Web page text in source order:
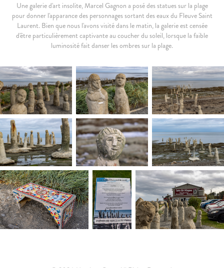
Une galerie d'art insolite, Marcel Gagnon a posé des statues sur la plage
pour donner l'apparance des personnages sortant des eaux du Fleuve Saint
Laurent. Bien que nous l'avons visité dans le matin, la galerie est censée
d'être particulièrement captivante au coucher du soleil, lorsque la faible
luminosité fait danser les ombres sur la plage.